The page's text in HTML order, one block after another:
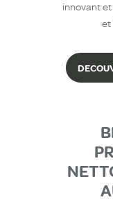
innovant
et